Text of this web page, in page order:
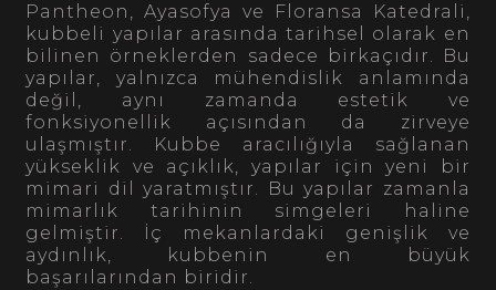
Pantheon, Ayasofya ve Floransa Katedrali,
kubbeli yapılar arasında tarihsel olarak en
bilinen örneklerden sadece birkaçıdır. Bu
yapılar, yalnızca mühendislik anlamında
değil, aynı zamanda estetik ve
fonksiyonellik açısından da zirveye
ulaşmıştır. Kubbe aracılığıyla sağlanan
yükseklik ve açıklık, yapılar için yeni bir
mimari dil yaratmıştır. Bu yapılar zamanla
mimarlık tarihinin simgeleri haline
gelmiştir. İç mekanlardaki genişlik ve
aydınlık, kubbenin en büyük
başarılarından biridir.